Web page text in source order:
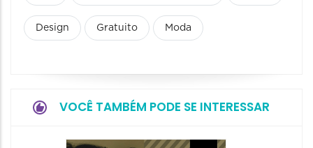
Design Gratuito Moda
VOCÊ TAMBÉM PODE SE INTERESSAR